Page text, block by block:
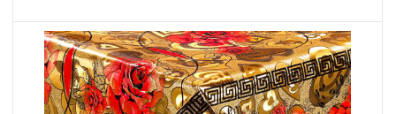
阅读更多